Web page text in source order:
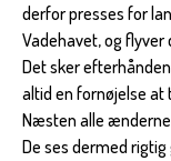
derfor presses for
Vadehavet, og
Det sker
altid en fornøjelse
Næsten alle
De ses dermed